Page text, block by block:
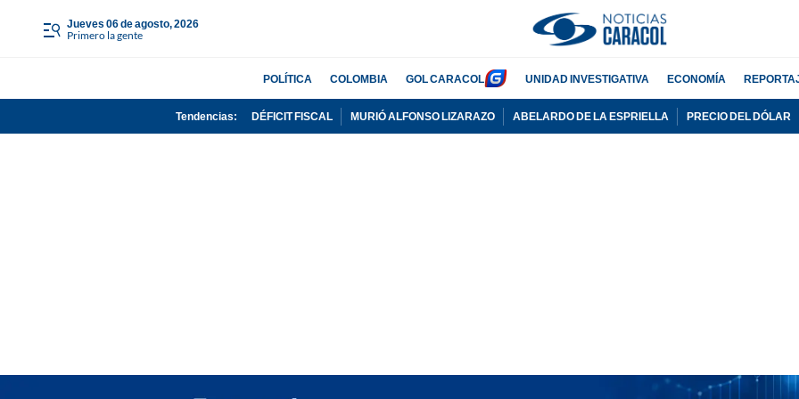
jueves 06 de agosto, 2026
Primero la gente
POLÍTICA COLOMBIA GOL CARACOL UNIDAD INVESTIGATIVA ECONOMÍA
Tendencias: DÉFICIT FISCAL MURIÓ ALFONSO LIZARAZO ABELARDO DE LA ESPRIELLA PRECIO DEL DÓLAR